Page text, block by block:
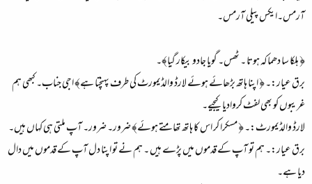
آرمس۔ایکس پیلی آرمس۔
﴿ ہلکا سا دھماکہ ہوتا ۔ ٹھس۔ گویا جادو بیکار گیا﴾۔
برق عیار:۔ ﴿ اپنا ہاتھ بڑھائے ہوئے لارڈ والڈیمورٹ کی طرف پہنچتا ہے﴾ اجی جناب۔ کبھی ہم
غریبوں کو بھی لفٹ کروادیا کیجیے۔
لارڈ والڈیمورٹ:۔ ﴿ مسکرا کر اس کا ہاتھ تھامتے ہوئے﴾ ضرور۔ ضرور۔ آپ ملتی ہی کہاں ہیں۔
برق عیار:۔ ہم تو آپ کے قدموں میں پڑے ہیں ۔ ہم نے تو اپنا دل آپ کے قدموں میں دال
دیا ہے۔